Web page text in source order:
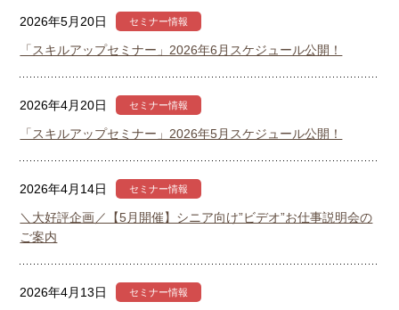
2026年5月20日 セミナー情報
「スキルアップセミナー」2026年6月スケジュール公開！
2026年4月20日 セミナー情報
「スキルアップセミナー」2026年5月スケジュール公開！
2026年4月14日 セミナー情報
＼大好評企画／【5月開催】シニア向け”ビデオ”お仕事説明会の
ご案内
2026年4月13日 セミナー情報